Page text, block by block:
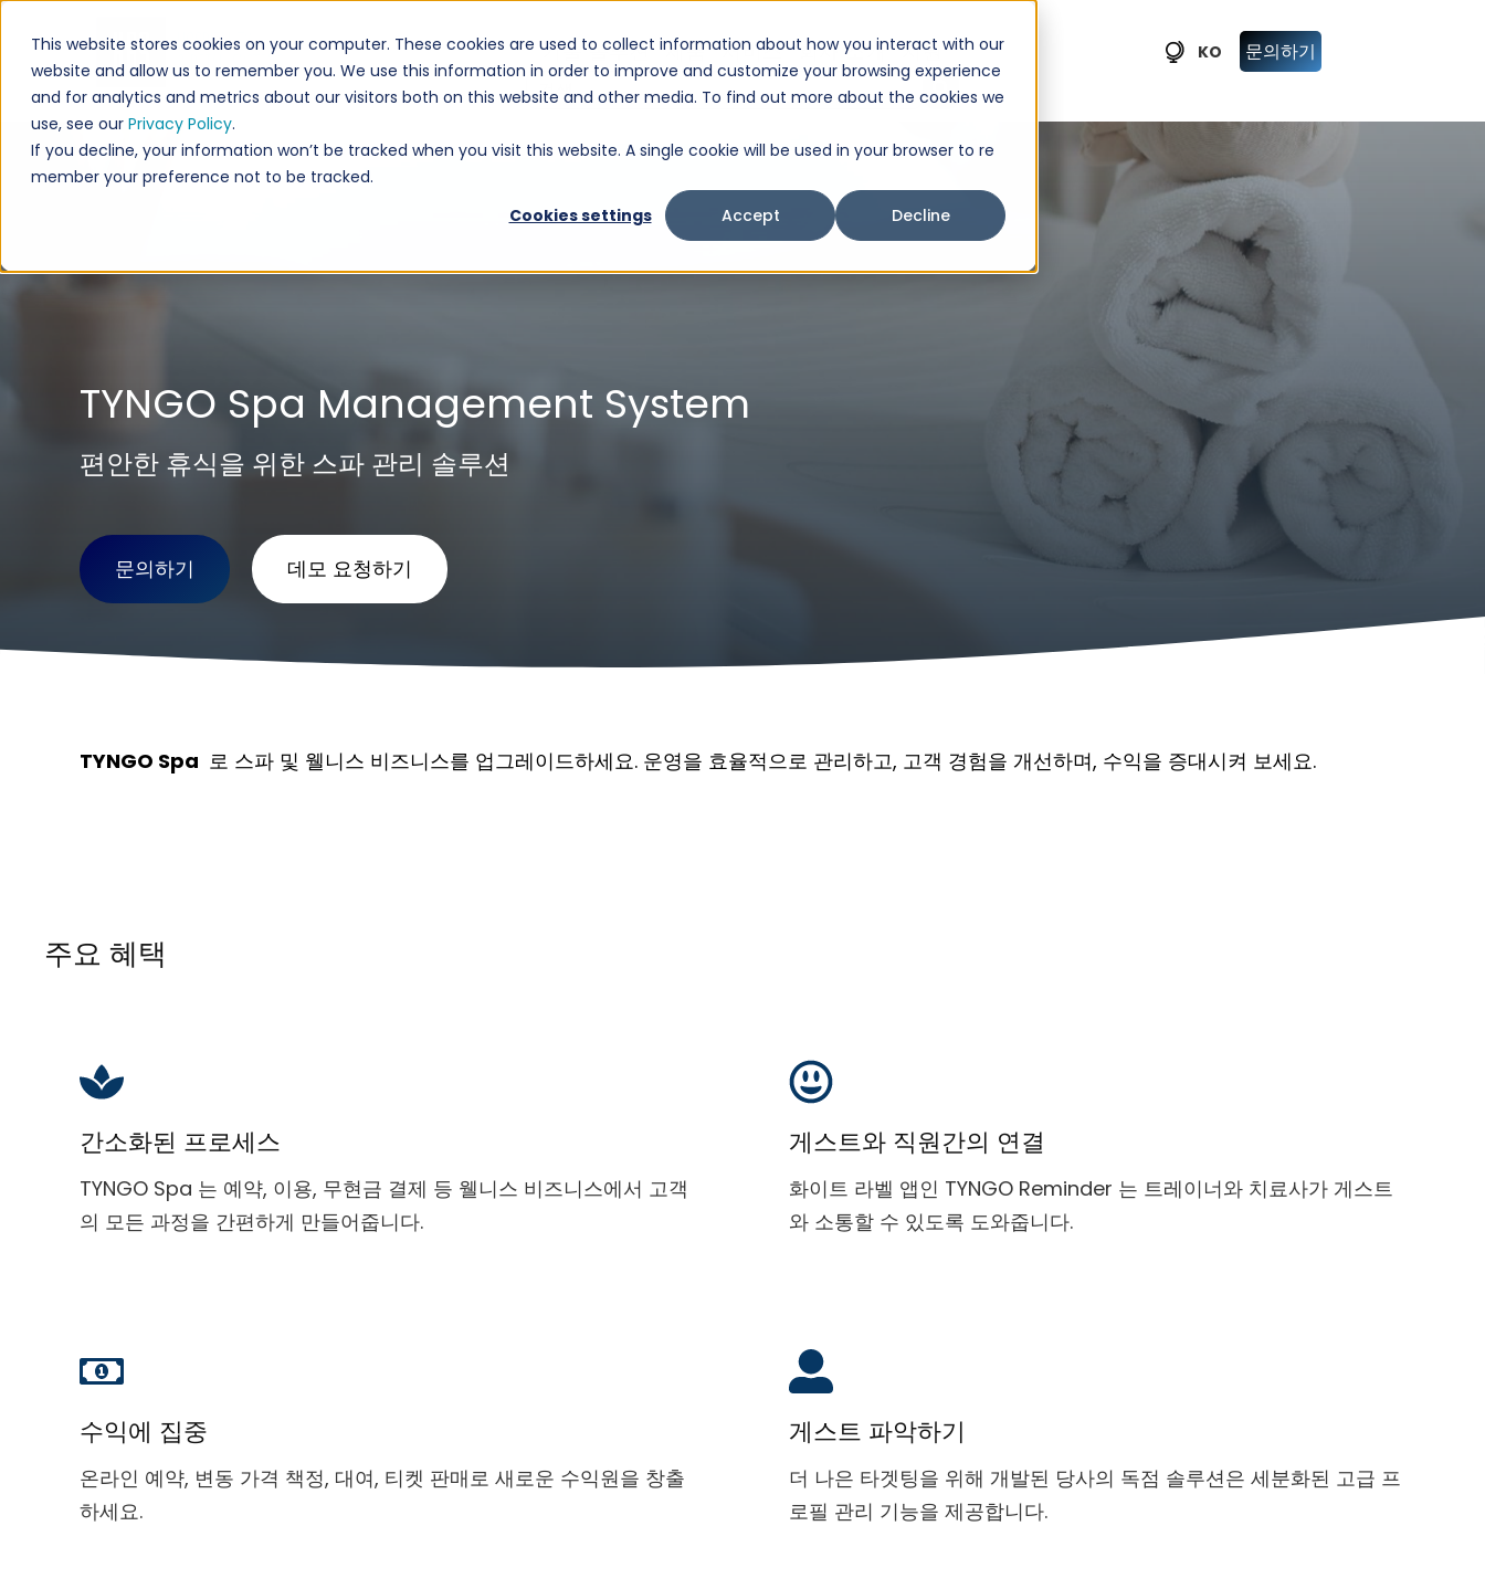
This website stores cookies on your computer. These cookies are used to collect information about how you interact with our
website and allow us to remember you. We use this information in order to improve and customize your browsing experience
and for analytics and metrics about our visitors both on this website and other media. To find out more about the cookies we
use, see our Privacy Policy.
If you decline, your information won’t be tracked when you visit this website. A single cookie will be used in your browser to re
member your preference not to be tracked.
Cookies settings
Accept Decline
기술 솔루션 제품 서비스 회사 소개 지원 KO 문의하기
이것은 자동 제안 기능이 첨부된 검색 필드입니다.
TYNGO Spa Management System
편안한 휴식을 위한 스파 관리 솔루션
문의하기 데모 요청하기
TYNGO Spa 로 스파 및 웰니스 비즈니스를 업그레이드하세요. 운영을 효율적으로 관리하고, 고객 경험을 개선하며, 수익을 증대시켜 보세요.
주요 혜택
간소화된 프로세스
TYNGO Spa 는 예약, 이용, 무현금 결제 등 웰니스 비즈니스에서 고객
의 모든 과정을 간편하게 만들어줍니다.
게스트와 직원간의 연결
화이트 라벨 앱인 TYNGO Reminder 는 트레이너와 치료사가 게스트
와 소통할 수 있도록 도와줍니다.
수익에 집중
온라인 예약, 변동 가격 책정, 대여, 티켓 판매로 새로운 수익원을 창출
하세요.
게스트 파악하기
더 나은 타겟팅을 위해 개발된 당사의 독점 솔루션은 세분화된 고급 프
로필 관리 기능을 제공합니다.